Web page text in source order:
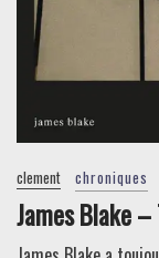
clement chroniques
James Blake